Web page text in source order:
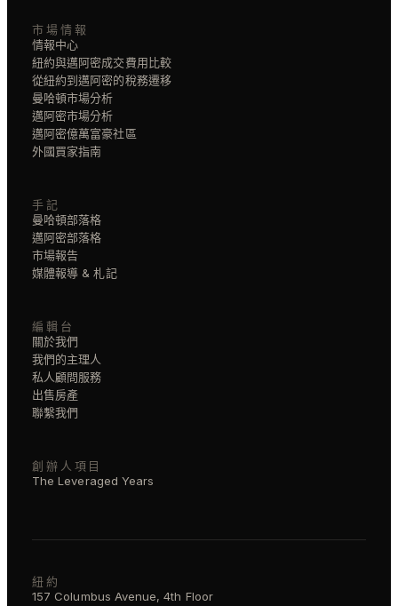
市場情報
情報中心
紐約與邁阿密成交費用比較
從紐約到邁阿密的稅務遷移
曼哈頓市場分析
邁阿密市場分析
邁阿密億萬富豪社區
外國買家指南
手記
曼哈頓部落格
邁阿密部落格
市場報告
媒體報導 & 札記
編輯台
關於我們
我們的主理人
私人顧問服務
出售房產
聯繫我們
創辦人項目
The Leveraged Years
紐約
157 Columbus Avenue, 4th Floor